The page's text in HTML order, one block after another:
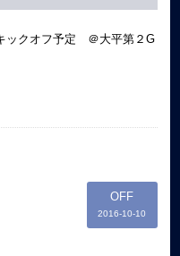
ックオフ予定 ＠大平第２G
OFF
2016-10-10